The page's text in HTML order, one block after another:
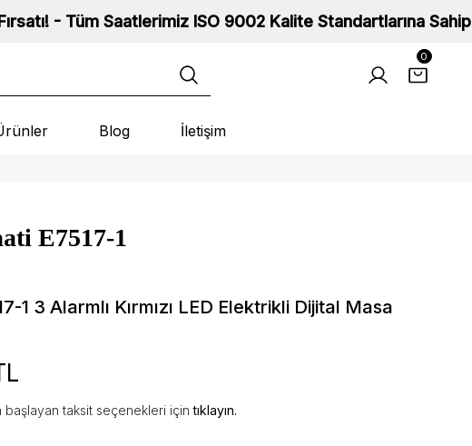
ISO 9002 Kalite Standartlarına Sahip ve 2 Yıl
0
Blog İletişim
E7517-1
1 3 Alarmlı Kırmızı LED Elektrikli Dijital Masa
başlayan taksit seçenekleri içintıklayın.